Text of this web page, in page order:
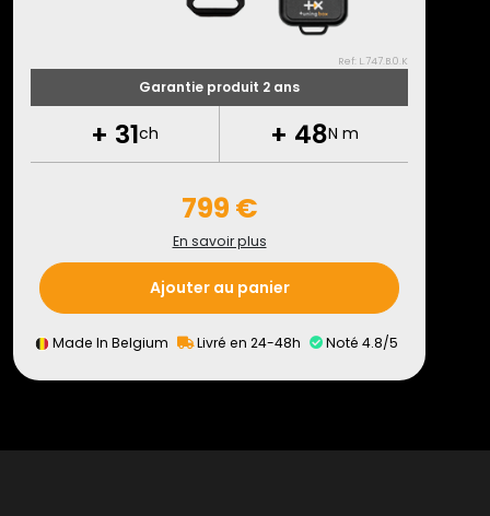
Ref: L.747.B.0.K
Garantie produit 2 ans
+ 31ch + 48N m
799 €
En savoir plus
Ajouter au panier
Made In Belgium Livré en 24-48h Noté 4.8/5